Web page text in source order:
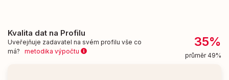
Kvalita dat na Profilu
Uveřejňuje zadavatel na svém profilu vše co
má? metodika výpočtu
35%
průměr 49%